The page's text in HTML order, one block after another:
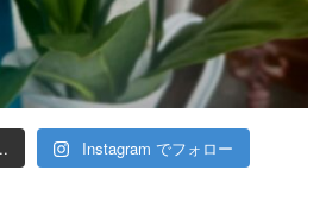
Instagram でフォロー